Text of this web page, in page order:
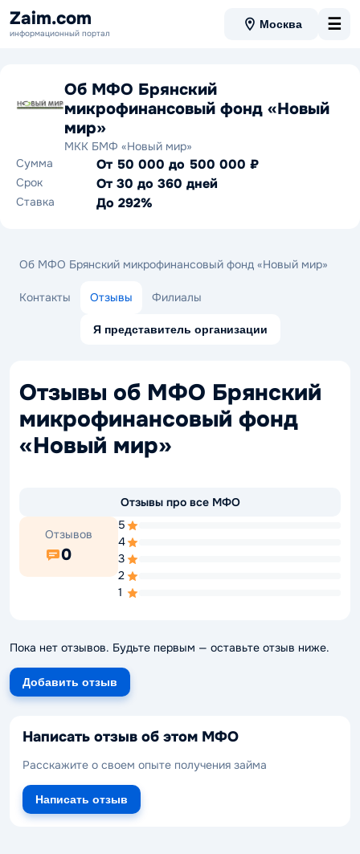
Zaim.com
информационный портал
Москва ☰
Об МФО Брянский
микрофинансовый фонд «Новый
мир»
МКК БМФ «Новый мир»
Сумма
От 50 000 до 500 000 ₽
Срок От 30 до 360 дней
Ставка До 292%
Об МФО Брянский микрофинансовый фонд «Новый мир»
Контакты Отзывы Филиалы
Я представитель организации
Отзывы об МФО Брянский
микрофинансовый фонд
«Новый мир»
Отзывы про все МФО
Отзывов
0
5
4
3
2
1
Пока нет отзывов. Будьте первым — оставьте отзыв ниже.
Добавить отзыв
Написать отзыв об этом МФО
Расскажите о своем опыте получения займа
Написать отзыв